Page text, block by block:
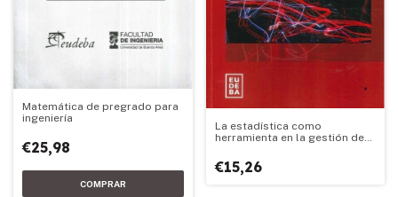
Matemática de pregrado para
ingeniería
€25,98
La estadística como
herramienta en la gestión de
€15,26